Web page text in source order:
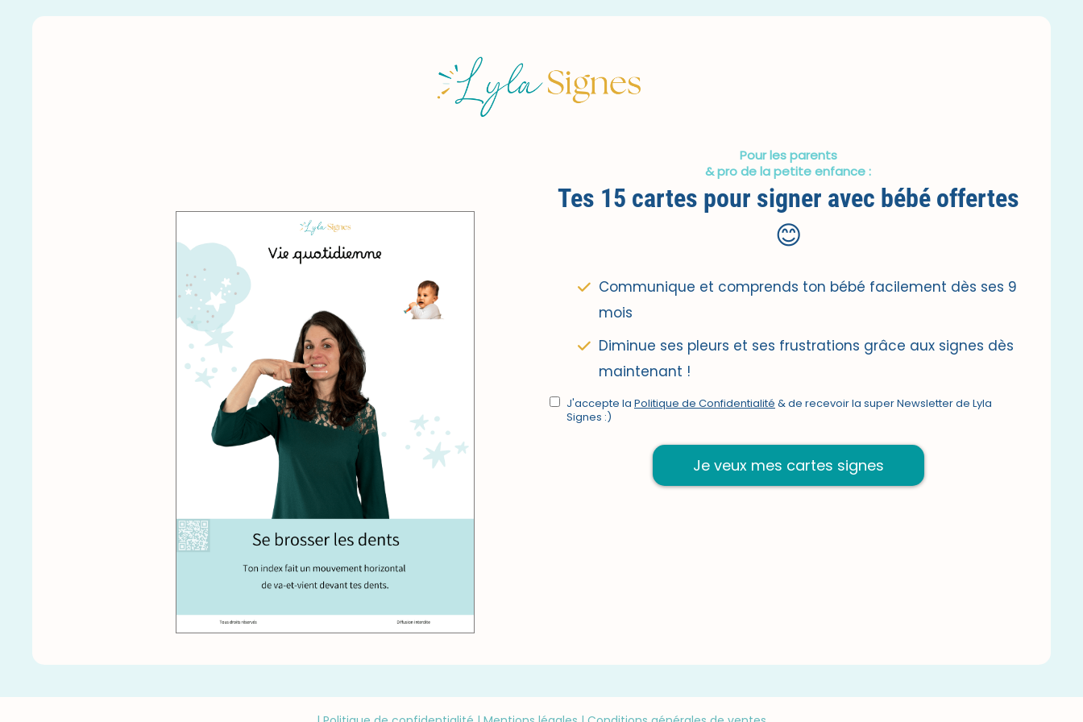
Pour les parents
& pro de la petite enfance :
Tes 15 cartes pour signer avec bébé offertes
😊
Communique et comprends ton bébé facilement dès ses 9
mois
Diminue ses pleurs et ses frustrations grâce aux signes dès
maintenant !
J'accepte la Politique de Confidentialité & de recevoir la super Newsletter de Lyla
Signes :)
Je veux mes cartes signes